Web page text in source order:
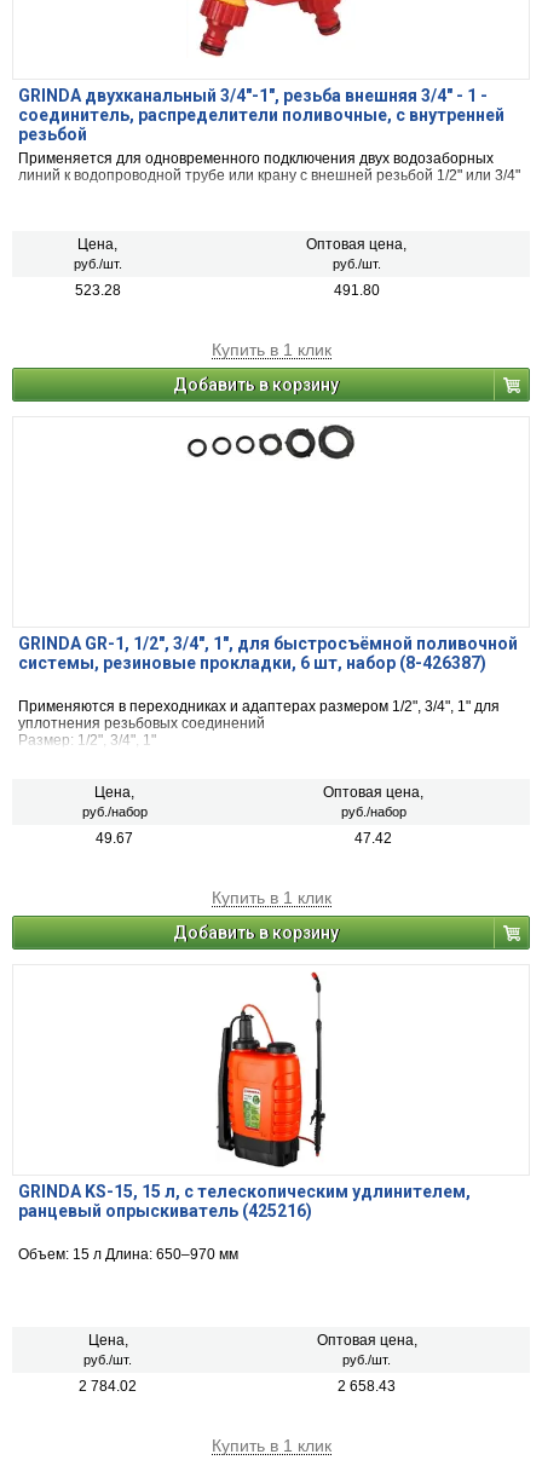
GRINDA двухканальный 3/4"-1", резьба внешняя 3/4" - 1 -
соединитель, распределители поливочные, с внутренней
резьбой
Применяется для одновременного подключения двух водозаборных
линий к водопроводной трубе или крану с внешней резьбой 1/2" или 3/4"
Цена,
руб./шт.
Оптовая цена,
руб./шт.
523.28 491.80
Купить в 1 клик
Добавить в корзину
GRINDA GR-1, 1/2″, 3/4″, 1″, для быстросъёмной поливочной
системы, резиновые прокладки, 6 шт, набор (8-426387)
Применяются в переходниках и адаптерах размером 1/2", 3/4", 1" для
уплотнения резьбовых соединений
Размер: 1/2", 3/4", 1"
Цена,
руб./набор
Оптовая цена,
руб./набор
49.67 47.42
Купить в 1 клик
Добавить в корзину
GRINDA KS-15, 15 л, с телескопическим удлинителем,
ранцевый опрыскиватель (425216)
Объем: 15 л Длина: 650–970 мм
Цена,
руб./шт.
Оптовая цена,
руб./шт.
2 784.02 2 658.43
Купить в 1 клик